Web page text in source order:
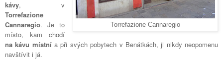
Torrefazione Cannaregio
kávy, v
Torrefazione
Cannaregio. Je to
místo, kam chodí
na kávu místnía při svých pobytech v Benátkách, ji nikdy neopomenu
navštívit i já.